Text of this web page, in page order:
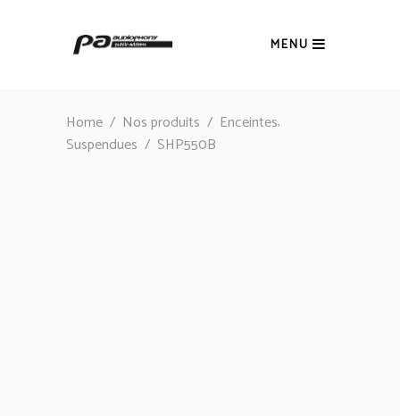
MENU
Home / Nos produits / Enceintes,
Suspendues / SHP550B